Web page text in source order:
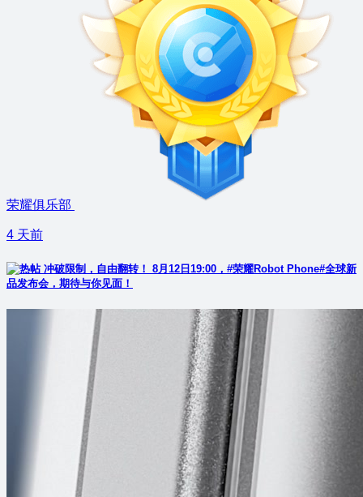
荣耀俱乐部
4 天前
冲破限制，自由翻转！ 8月12日19:00，#荣耀Robot Phone#全球新
品发布会，期待与你见面！